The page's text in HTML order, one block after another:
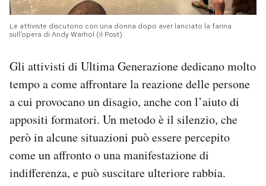
Le attiviste discutono con una donna dopo aver lanciato la farina
sull’opera di Andy Warhol (il Post)
Gli attivisti di Ultima Generazione dedicano molto
tempo a come affrontare la reazione delle persone
a cui provocano un disagio, anche con l’aiuto di
appositi formatori. Un metodo è il silenzio, che
però in alcune situazioni può essere percepito
come un affronto o una manifestazione di
indifferenza, e può suscitare ulteriore rabbia.